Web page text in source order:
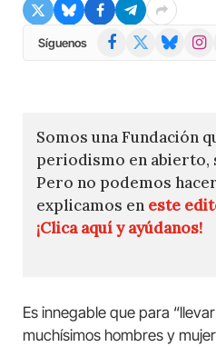
Síguenos Facebook Bluesky
Somos una Fundación
periodismo en abierto,
Pero no podemos
explicamos en este
¡Clica aquí y ayúdanos!
Es innegable que para
muchísimos hombres y